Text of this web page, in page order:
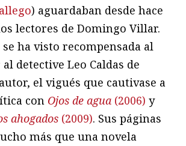
) aguardaban desde hace
lectores de Domingo Villar.
se ha visto recompensada al
detective Leo Caldas de
el vigués que cautivase a
con Ojos de agua (2006) y
ahogados (2009). Sus páginas
más que una novela